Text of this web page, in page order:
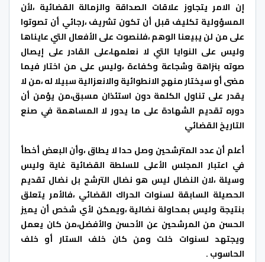
إن الامر يتجاوز علاقات الصداقة والزمالة القضائية ،لأن
المسؤولية تكليف قبل أن تكون تشريف ،رجائي أن تصوتوا
على من لن يبيعنا الوهم ،فلنصوت على الأفعال التي عايناها
وليس على النوايا التي لا نعلمها،على القادر على إيصال
صوته بنزاهة وشجاعة وكفاءة ،وليس على من اختار فيما
مضى أو سيختار منهج الانطوائية والانعزالية سبيلا له ،من لا
يقدر على تناول الكلمة دون استئذان مسبق،من يؤمن أن
دوره تقديم الشهادة على ما يدور لا المساهمة في صنع
التاريخ القضائي
أعلم أن عدد المترشحين وصل حدا لا يطاق ،وأن البعض أخطأ
في اعتبار المجلس الأعلى للسلطة القضائية غاية وليس
وسيلة ،لان النضال ليس هو نضال الترشح بل نضال تقديم
الحصيلة السابقة لسنوات الحراك القضائي ،فالأمر يتعلق
بنتيجة وليس بمحاولة نضالية ،ويمكن لأي شخص أن يميز
الحسن من المرشحين عن الأحسن والأفضل،من كان يعمل
ويجتهد لسنوات خلت ومن كان خلف الستار أو خلف
الحاسوب .